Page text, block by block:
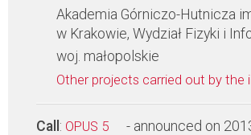
Akademia Górniczo-Hutnicza
w Krakowie, Wydział Fizyki i
woj. małopolskie
Other projects carried out by the
Call : OPUS 5 - announced on